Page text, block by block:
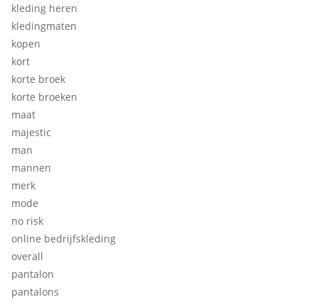
kleding heren
kledingmaten
kopen
kort
korte broek
korte broeken
maat
majestic
man
mannen
merk
mode
no risk
online bedrijfskleding
overall
pantalon
pantalons